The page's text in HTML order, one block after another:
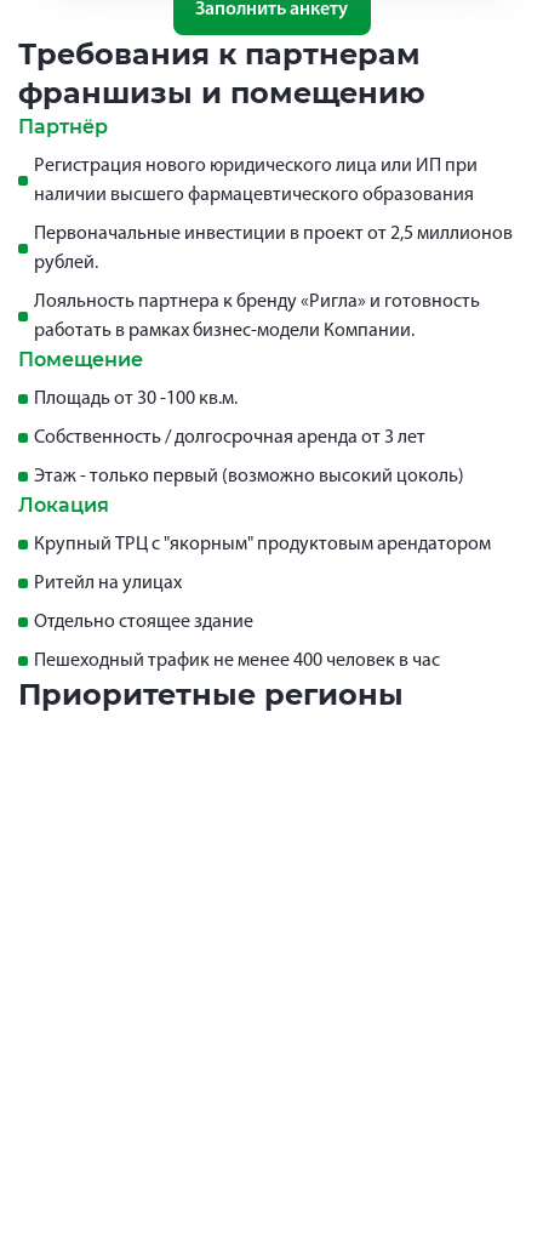
Заполнить анкету
Требования к партнерам
франшизы и помещению
Партнёр
Регистрация нового юридического лица или ИП при
наличии высшего фармацевтического образования
Первоначальные инвестиции в проект от 2,5 миллионов
рублей.
Лояльность партнера к бренду «Ригла» и готовность
работать в рамках бизнес-модели Компании.
Помещение
Площадь от 30 -100 кв.м.
Собственность / долгосрочная аренда от 3 лет
Этаж - только первый (возможно высокий цоколь)
Локация
Крупный ТРЦ с "якорным" продуктовым арендатором
Ритейл на улицах
Отдельно стоящее здание
Пешеходный трафик не менее 400 человек в час
Приоритетные регионы